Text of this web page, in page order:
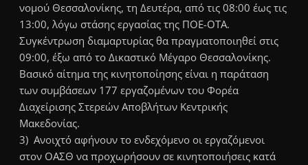
νομού Θεσσαλονίκης, τη Δευτέρα, από τις 08:00 έως τις
13:00, λόγω στάσης εργασίας της ΠΟΕ-ΟΤΑ.
Συγκέντρωση διαμαρτυρίας θα πραγματοποιηθεί στις
09:00, έξω από το Δικαστικό Μέγαρο Θεσσαλονίκης.
Βασικό αίτημα της κινητοποίησης είναι η παράταση
των συμβάσεων 177 εργαζομένων του Φορέα
Διαχείρισης Στερεών Αποβλήτων Κεντρικής
Μακεδονίας.
3) Ανοιχτό αφήνουν το ενδεχόμενο οι εργαζόμενοι
στον ΟΑΣΘ να προχωρήσουν σε κινητοποιήσεις κατά